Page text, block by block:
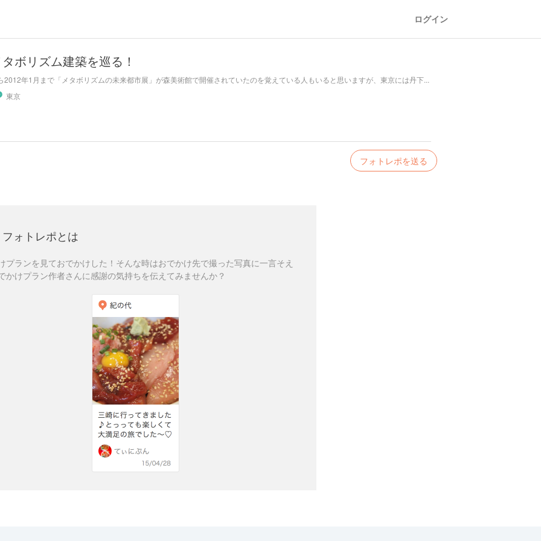
ログイン
ボリズム建築を巡る！
2012年1月まで「メタボリズムの未来都市展」が森美術館で開催されていたのを覚えている人もいると思いますが、東京には丹下...
東京
フォトレポを送る
フォトレポとは
プランを見ておでかけした！そんな時はおでかけ先で撮った写真に一言そえ
かけプラン作者さんに感謝の気持ちを伝えてみませんか？